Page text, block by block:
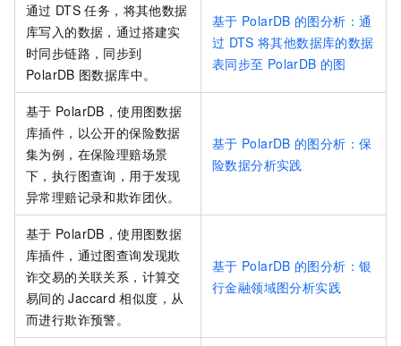
通过 DTS 任务，将其他数据
库写入的数据，通过搭建实
时同步链路，同步到
PolarDB 图数据库中。
基于 PolarDB 的图分析：通
过 DTS 将其他数据库的数据
表同步至 PolarDB 的图
基于 PolarDB，使用图数据
库插件，以公开的保险数据
集为例，在保险理赔场景
下，执行图查询，用于发现
异常理赔记录和欺诈团伙。
基于 PolarDB 的图分析：保
险数据分析实践
基于 PolarDB，使用图数据
库插件，通过图查询发现欺
诈交易的关联关系，计算交
易间的 Jaccard 相似度，从
而进行欺诈预警。
基于 PolarDB 的图分析：银
行金融领域图分析实践